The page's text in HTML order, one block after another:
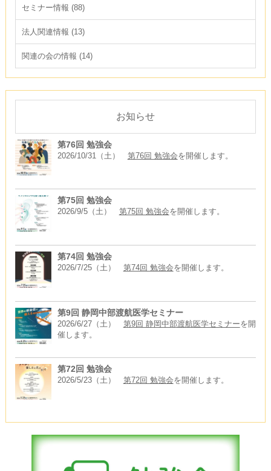
セミナー情報 (88)
法人関連情報 (13)
関連の会の情報 (14)
お知らせ
第76回 勉強会
2026/10/31（土） 第76回 勉強会を開催します。
第75回 勉強会
2026/9/5（土） 第75回 勉強会を開催します。
第74回 勉強会
2026/7/25（土） 第74回 勉強会を開催します。
第9回 静岡中部渡航医学セミナー
2026/6/27（土） 第9回 静岡中部渡航医学セミナーを開
催します。
第72回 勉強会
2026/5/23（土） 第72回 勉強会を開催します。